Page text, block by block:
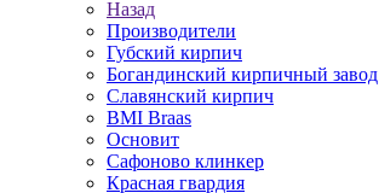
Назад
Производители
Губский кирпич
Богандинский кирпичный завод
Славянский кирпич
BMI Braas
Основит
Сафоново клинкер
Красная гвардия